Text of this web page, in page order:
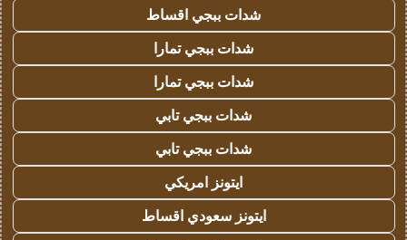
شدات ببجي اقساط
شدات ببجي تمارا
شدات ببجي تمارا
شدات ببجي تابي
شدات ببجي تابي
ايتونز امريكي
ايتونز سعودي اقساط